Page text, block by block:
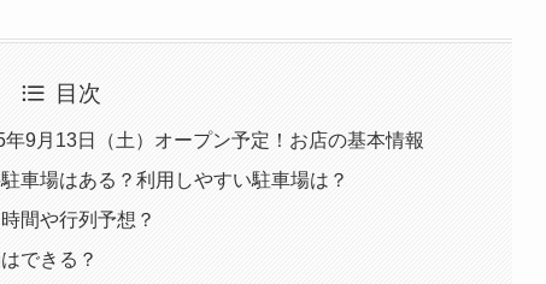
目次
9月13日（土）オープン予定！お店の基本情報
車場はある？利用しやすい駐車場は？
間や行列予想？
できる？